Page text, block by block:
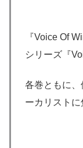
『Voice Of
シリーズ『
各巻ともに
ーカリストに